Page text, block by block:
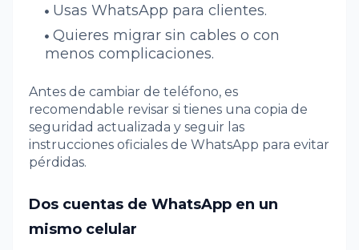
Usas WhatsApp para clientes.
Quieres migrar sin cables o con
menos complicaciones.
Antes de cambiar de teléfono, es
recomendable revisar si tienes una copia de
seguridad actualizada y seguir las
instrucciones oficiales de WhatsApp para evitar
pérdidas.
Dos cuentas de WhatsApp en un
mismo celular